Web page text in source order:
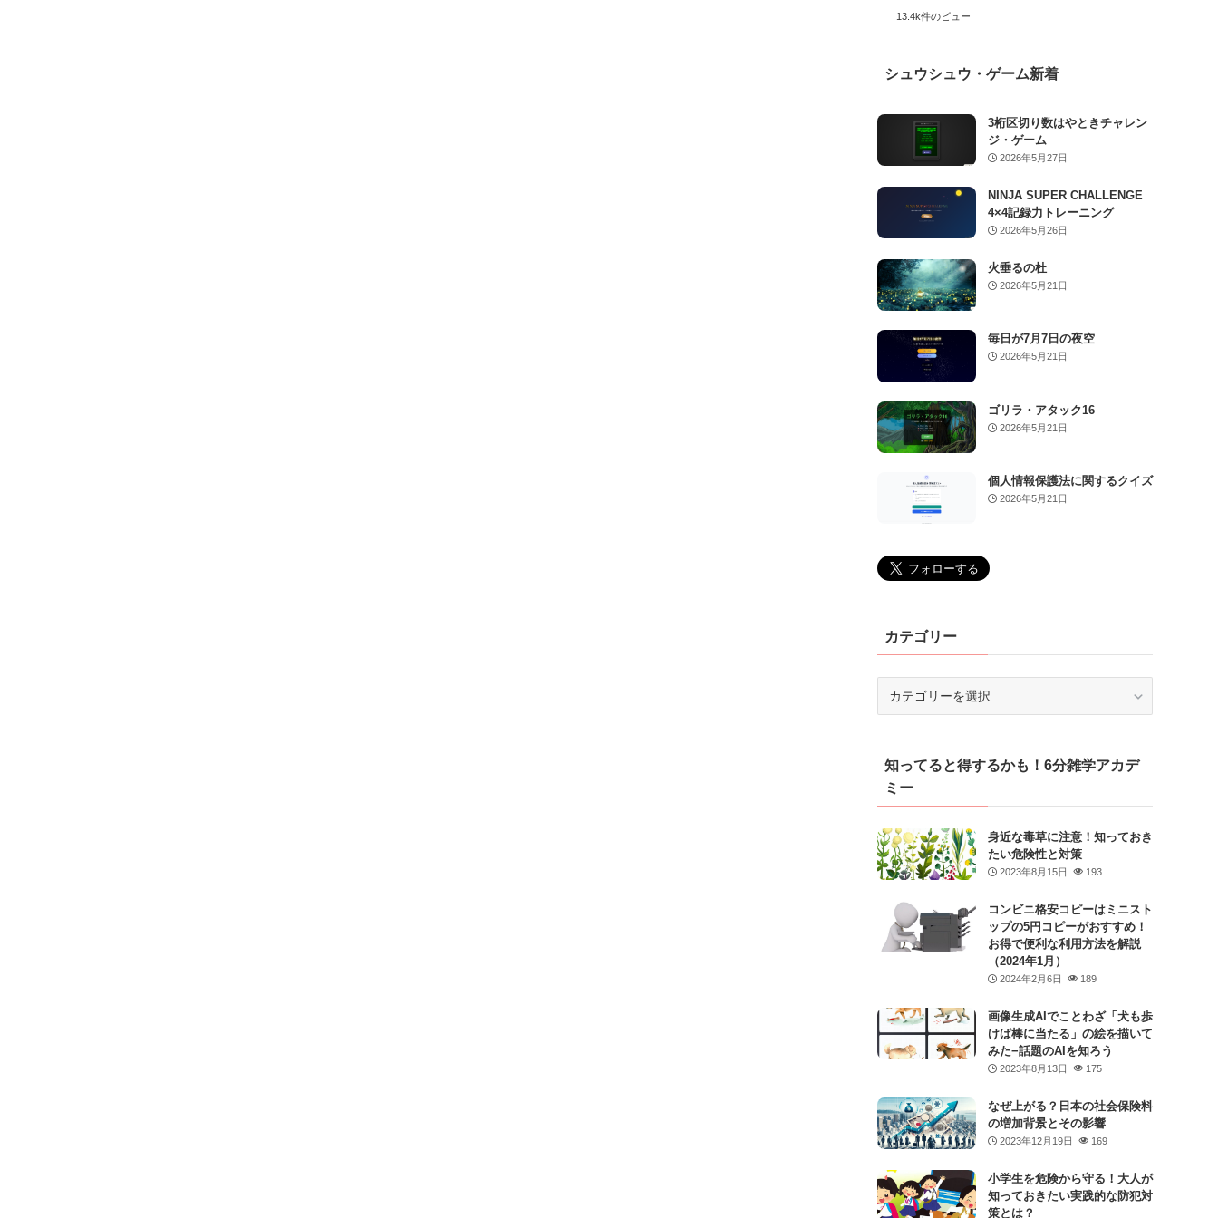
13.4k件のビュー
シュウシュウ・ゲーム新着
3桁区切り数はやときチャレン
ジ・ゲーム
2026年5月27日
NINJA SUPER CHALLENGE
4×4記録力トレーニング
2026年5月26日
火垂るの杜
2026年5月21日
毎日が7月7日の夜空
2026年5月21日
ゴリラ・アタック16
2026年5月21日
個人情報保護法に関するクイズ
2026年5月21日
カテゴリー
ー知ってると得するかも！6分雑学アカデ
ミー
身近な毒草に注意！知っておき
たい危険性と対策
2023年8月15日 193
コンビニ格安コピーはミニスト
ップの5円コピーがおすすめ！
お得で便利な利用方法を解説
（2024年1月）
2024年2月6日 189
画像生成AIでことわざ「犬も歩
けば棒に当たる」の絵を描いて
みた−話題のAIを知ろう
2023年8月13日 175
なぜ上がる？日本の社会保険料
の増加背景とその影響
2023年12月19日 169
小学生を危険から守る！大人が
知っておきたい実践的な防犯対
策とは？